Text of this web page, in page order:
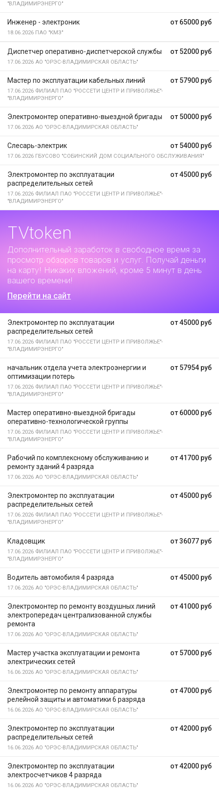
"ВЛАДИМИРЭНЕРГО"
от 65000 руб
Инженер - электроник
18.06.2026 ПАО "КМЗ"
от 52000 руб
Диспетчер оперативно-диспетчерской службы
17.06.2026 АО "ОРЭС-ВЛАДИМИРСКАЯ ОБЛАСТЬ"
от 57900 руб
Мастер по эксплуатации кабельных линий
17.06.2026 ФИЛИАЛ ПАО "РОССЕТИ ЦЕНТР И ПРИВОЛЖЬЕ"-
"ВЛАДИМИРЭНЕРГО"
от 50000 руб
Электромонтер оперативно-выездной бригады
17.06.2026 АО "ОРЭС-ВЛАДИМИРСКАЯ ОБЛАСТЬ"
от 54000 руб
Слесарь-электрик
17.06.2026 ГБУСОВО "СОБИНСКИЙ ДОМ СОЦИАЛЬНОГО ОБСЛУЖИВАНИЯ"
от 45000 руб
Электромонтер по эксплуатации
распределительных сетей
17.06.2026 ФИЛИАЛ ПАО "РОССЕТИ ЦЕНТР И ПРИВОЛЖЬЕ"-
"ВЛАДИМИРЭНЕРГО"
TVtoken
Дополнительный заработок в свободное время за
просмотр обзоров товаров и услуг. Получай деньги
на карту! Никаких вложений, кроме 5 минут в день
вашего времени!
Перейти на сайт
от 45000 руб
Электромонтер по эксплуатации
распределительных сетей
17.06.2026 ФИЛИАЛ ПАО "РОССЕТИ ЦЕНТР И ПРИВОЛЖЬЕ"-
"ВЛАДИМИРЭНЕРГО"
от 57954 руб
начальник отдела учета электроэнергии и
оптимизации потерь
17.06.2026 ФИЛИАЛ ПАО "РОССЕТИ ЦЕНТР И ПРИВОЛЖЬЕ"-
"ВЛАДИМИРЭНЕРГО"
от 60000 руб
Мастер оперативно-выездной бригады
оперативно-технологической группы
17.06.2026 ФИЛИАЛ ПАО "РОССЕТИ ЦЕНТР И ПРИВОЛЖЬЕ"-
"ВЛАДИМИРЭНЕРГО"
от 41700 руб
Рабочий по комплексному обслуживанию и
ремонту зданий 4 разряда
17.06.2026 АО "ОРЭС-ВЛАДИМИРСКАЯ ОБЛАСТЬ"
от 45000 руб
Электромонтер по эксплуатации
распределительных сетей
17.06.2026 ФИЛИАЛ ПАО "РОССЕТИ ЦЕНТР И ПРИВОЛЖЬЕ"-
"ВЛАДИМИРЭНЕРГО"
от 36077 руб
Кладовщик
17.06.2026 ФИЛИАЛ ПАО "РОССЕТИ ЦЕНТР И ПРИВОЛЖЬЕ"-
"ВЛАДИМИРЭНЕРГО"
от 45000 руб
Водитель автомобиля 4 разряда
17.06.2026 АО "ОРЭС-ВЛАДИМИРСКАЯ ОБЛАСТЬ"
от 41000 руб
Электромонтер по ремонту воздушных линий
электропередач централизованной службы
ремонта
17.06.2026 АО "ОРЭС-ВЛАДИМИРСКАЯ ОБЛАСТЬ"
от 57000 руб
Мастер участка эксплуатации и ремонта
электрических сетей
16.06.2026 АО "ОРЭС-ВЛАДИМИРСКАЯ ОБЛАСТЬ"
от 47000 руб
Электромонтер по ремонту аппаратуры
релейной защиты и автоматики 6 разряда
16.06.2026 АО "ОРЭС-ВЛАДИМИРСКАЯ ОБЛАСТЬ"
от 42000 руб
Электромонтер по эксплуатации
распределительных сетей
16.06.2026 АО "ОРЭС-ВЛАДИМИРСКАЯ ОБЛАСТЬ"
от 42000 руб
Электромонтер по эксплуатации
электросчетчиков 4 разряда
16.06.2026 АО "ОРЭС-ВЛАДИМИРСКАЯ ОБЛАСТЬ"